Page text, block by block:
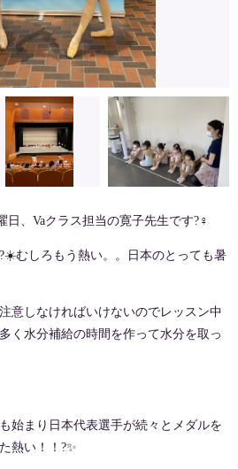
日、 Vaクラス担当の寛子先生です?‍♀️
?☀️むしろもう熱い。。日本のとっても暑
意しなければいけないのでレッスン中
く水分補給の時間を作って水分を取っ
始まり日本代表選手が続々とメダルを
熱い！！ ?✨